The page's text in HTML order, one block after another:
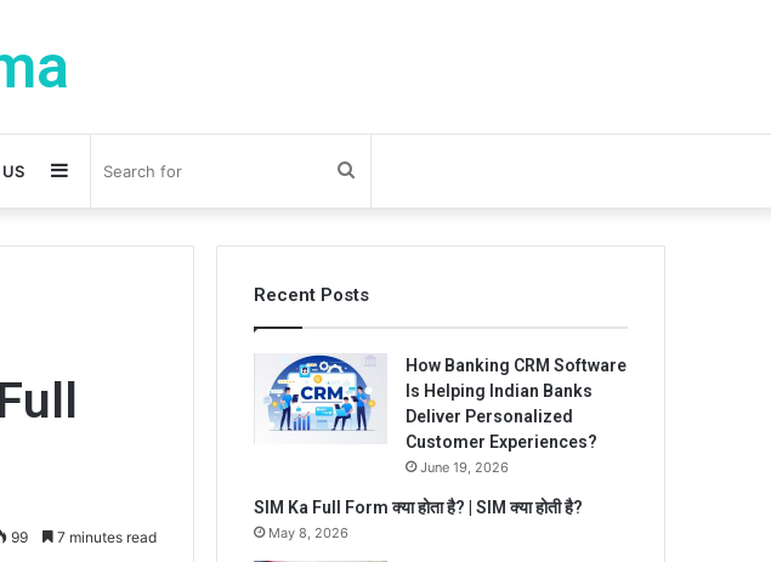
for
Sidebar
99 7 minutes read
Recent Posts
How Banking CRM Software
Is Helping Indian Banks
Deliver Personalized
Customer Experiences?
June 19, 2026
SIM Ka Full Form क्या होता है? | SIM क्या होती है?
May 8, 2026